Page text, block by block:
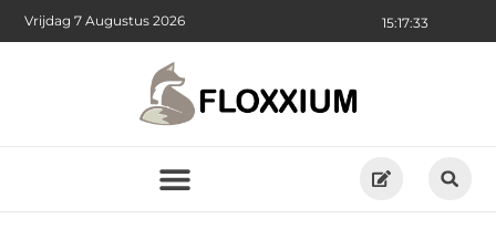
15:17:33
Vrijdag 7 Augustus 2026